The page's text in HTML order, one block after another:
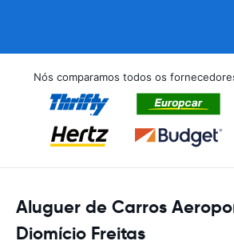
Nós comparamos todos os
Aluguer de Carros
Diomício Freitas